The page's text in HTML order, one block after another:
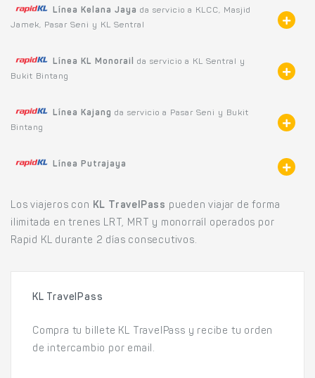
Línea Kelana Jaya da servicio a KLCC, Masjid
Jamek, Pasar Seni y KL Sentral
Línea KL Monorail
da servicio a KL Sentral y
Bukit Bintang
Línea Kajang da servicio a Pasar Seni y Bukit
Bintang
Línea Putrajaya
Los viajeros con KL TravelPass pueden viajar de forma
ilimitada en trenes LRT, MRT y monorraíl operados por
Rapid KL durante 2 días consecutivos.
KL TravelPass
Compra tu billete KL TravelPass y recibe tu orden
de intercambio por email.